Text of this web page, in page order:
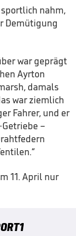
nahm,
Demütigung
war geprägt
Ayrton
damals
war ziemlich
Fahrer, und er
–
11. April nur